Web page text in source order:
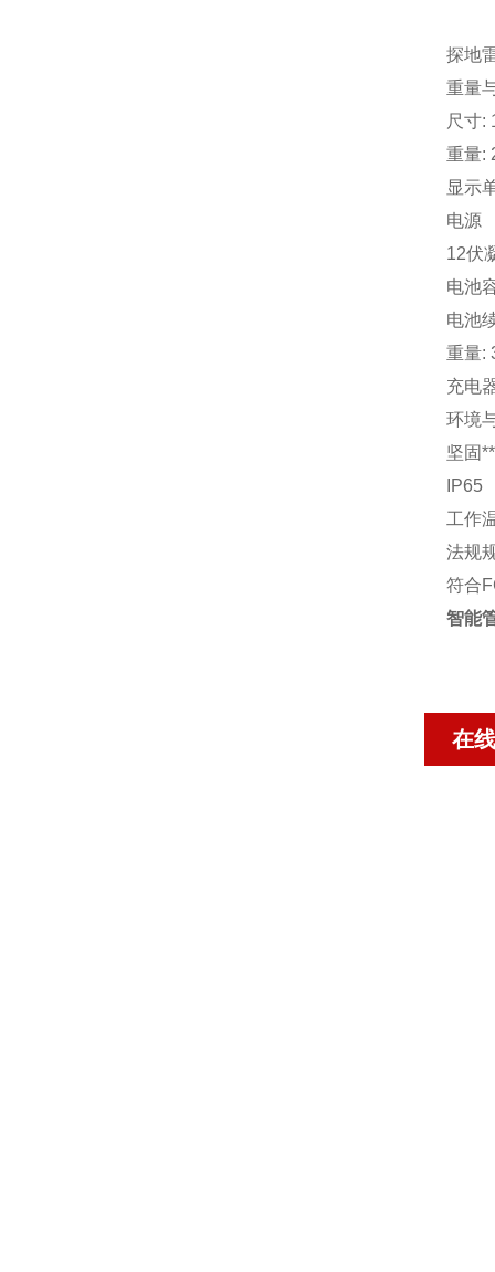
探地
重量
尺寸:
重量:
显示
电源
12伏
电池
电池
重量:
充电
环境
坚固
IP65
工作
法规
符合
智能
在